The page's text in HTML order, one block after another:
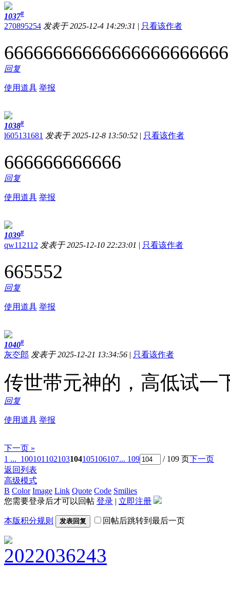
1037#
270895254 发表于 2025-12-4 14:29:31 | 只看该作者
66666666666666666666666
回复
使用道具 举报
1038#
l605131681 发表于 2025-12-8 13:50:52 | 只看该作者
666666666666
回复
使用道具 举报
1039#
qw112112 发表于 2025-12-10 22:23:01 | 只看该作者
665552
回复
使用道具 举报
1040#
灰冭郎 发表于 2025-12-21 13:34:56 | 只看该作者
传世带元神的，高低试一
回复
使用道具 举报
下一页 »
1 ... 100101 102103104105106107... 109 / 109 页下一页
返回列表
高级模式
B Color Image Link Quote Code Smilies
您需要登录后才可以回帖 登录 | 立即注册
本版积分规则 发表回复 回帖后跳转到最后一页
2022036243